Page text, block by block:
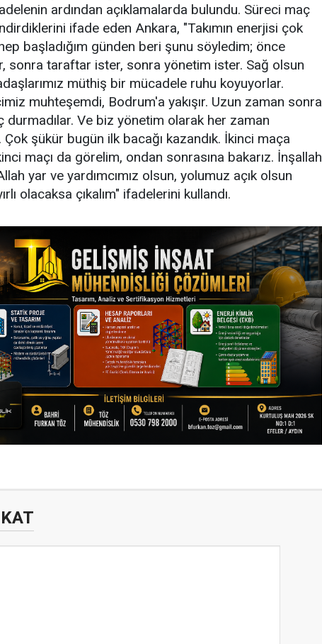
ardından açıklamalarda bulundu. Süreci maç
ifade eden Ankara, "Takımın enerjisi çok
başladığım günden beri şunu söyledim; önce
sonra taraftar ister, sonra yönetim ister. Sağ olsun
müthiş bir mücadele ruhu koyuyorlar.
muhteşemdi, Bodrum'a yakışır. Uzun zaman sonra
durmadılar. Ve biz yönetim olarak her zaman
Çok şükür bugün ilk bacağı kazandık. İkinci maça
maçı da görelim, ondan sonrasına bakarız. İnşallah
yar ve yardımcımız olsun, yolumuz açık olsun
olacaksa çıkalım" ifadelerini kullandı.